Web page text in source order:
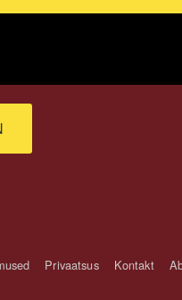
Privaatsus Kontakt